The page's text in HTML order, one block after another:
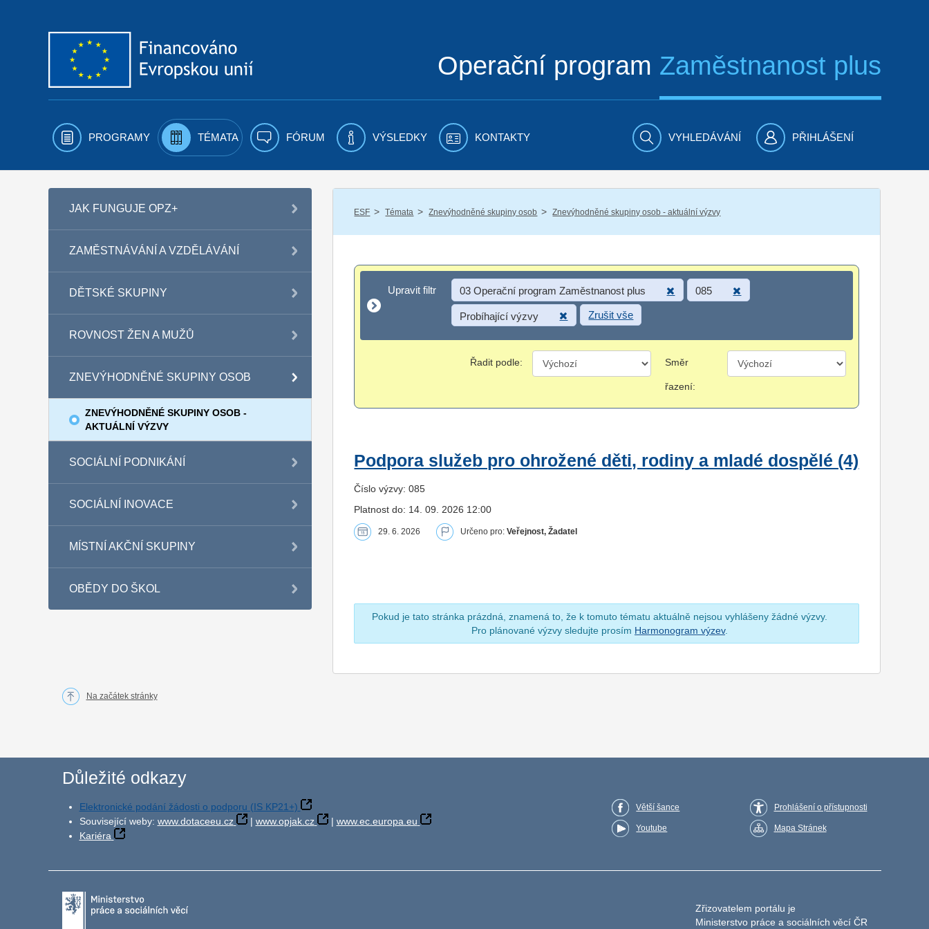
Operační program Zaměstnanost plus
PROGRAMY TÉMATA FÓRUM VÝSLEDKY KONTAKTY VYHLEDÁVÁNÍ PŘIHLÁŠENÍ
JAK FUNGUJE OPZ+
ZAMĚSTNÁVÁNÍ A VZDĚLÁVÁNÍ
DĚTSKÉ SKUPINY
ROVNOST ŽEN A MUŽŮ
ZNEVÝHODNĚNÉ SKUPINY OSOB
ZNEVÝHODNĚNÉ SKUPINY OSOB -
AKTUÁLNÍ VÝZVY
SOCIÁLNÍ PODNIKÁNÍ
SOCIÁLNÍ INOVACE
MÍSTNÍ AKČNÍ SKUPINY
OBĚDY DO ŠKOL
ESF / Témata / Znevýhodněné skupiny osob / Znevýhodněné skupiny osob - aktuální výzvy
Upravit filtr
Upravit filtr 03 Operační program Zaměstnanost plus 085
Probíhající výzvy Zrušit vše
Řadit podle: Směr
řazení:
Podpora služeb pro ohrožené děti, rodiny a mladé dospělé (4)
Číslo výzvy: 085
Platnost do: 14. 09. 2026 12:00
29. 6. 2026 Určeno pro:Veřejnost, Žadatel
Pokud je tato stránka prázdná, znamená to, že k tomuto tématu aktuálně nejsou vyhlášeny žádné výzvy.
Pro plánované výzvy sledujte prosím Harmonogram výzev.
Na začátek stránky
Důležité odkazy
Elektronické podání žádosti o podporu (IS KP21+)
Související weby: www.dotaceeu.cz | www.opjak.cz | www.ec.europa.eu
Kariéra
Větší šance
Youtube
Prohlášení o přístupnosti
Mapa Stránek
Zřizovatelem portálu je
Ministerstvo práce a sociálních věcí ČR